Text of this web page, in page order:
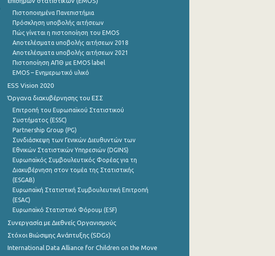
Πιστοποιημένα Πανεπιστήμια
Πρόσκληση υποβολής αιτήσεων
Πώς γίνεται η πιστοποίηση του EMOS
Αποτελέσματα υποβολής αιτήσεων 2018
Αποτελέσματα υποβολής αιτήσεων 2021
Πιστοποίηση ΑΠΘ με EMOS label
EMOS – Ενημερωτικό υλικό
ESS Vision 2020
Όργανα διακυβέρνησης του ΕΣΣ
Επιτροπή του Ευρωπαϊκού Στατιστικού
Συστήματος (ESSC)
Partnership Group (PG)
Συνδιάσκεψη των Γενικών Διευθυντών των
Εθνικών Στατιστικών Υπηρεσιών (DGINS)
Ευρωπαϊκός Συμβουλευτικός Φορέας για τη
Διακυβέρνηση στον τομέα της Στατιστικής
(ESGAB)
Ευρωπαϊκή Στατιστική Συμβουλευτική Επιτροπή
(ESAC)
Ευρωπαϊκό Στατιστικό Φόρουμ (ESF)
Συνεργασία με Διεθνείς Οργανισμούς
Στόχοι Βιώσιμης Ανάπτυξης (SDGs)
International Data Alliance for Children on the Move